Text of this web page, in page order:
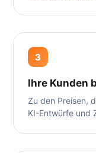
3
Ihre Kunden
Zu den Preisen,
KI-Entwürfe und